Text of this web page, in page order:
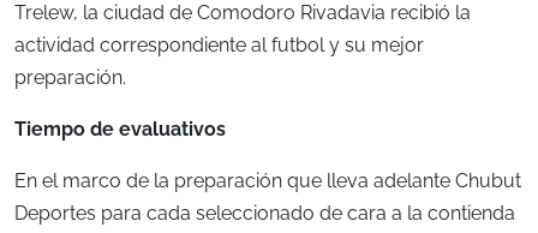
Trelew, la ciudad de Comodoro Rivadavia recibió la
actividad correspondiente al futbol y su mejor
preparación.
Tiempo de evaluativos
En el marco de la preparación que lleva adelante Chubut
Deportes para cada seleccionado de cara a la contienda